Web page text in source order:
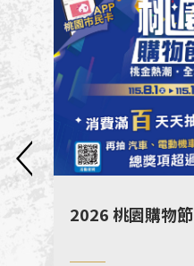
2026 桃園購物節